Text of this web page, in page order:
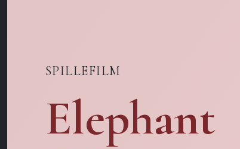
SPILLEFILM
Elephant